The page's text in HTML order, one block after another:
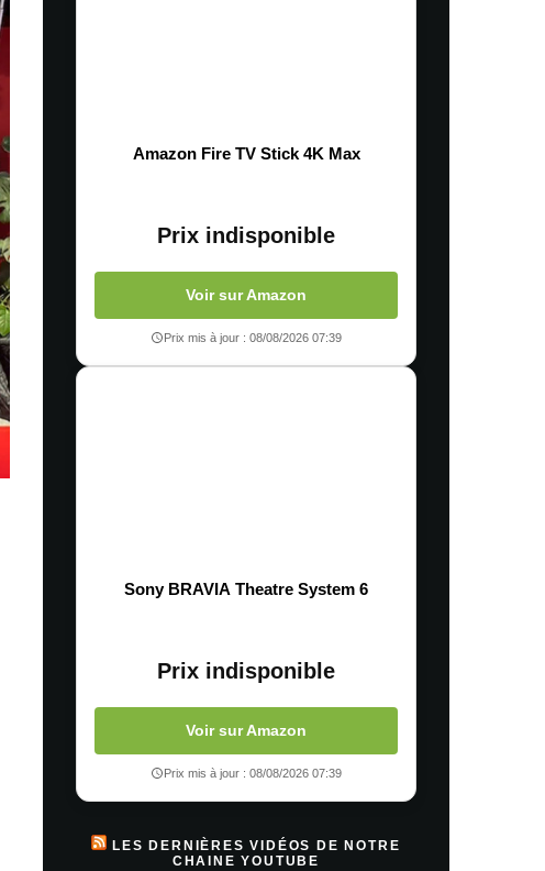
Amazon Fire TV Stick 4K Max
Prix indisponible
Voir sur Amazon
Prix mis à jour : 08/08/2026 07:39
Sony BRAVIA Theatre System 6
Prix indisponible
Voir sur Amazon
Prix mis à jour : 08/08/2026 07:39
LES DERNIÈRES VIDÉOS DE NOTRE
CHAINE YOUTUBE